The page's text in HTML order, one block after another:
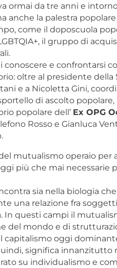
ormai da tre anni e
anche la palestra
come il doposcuola
il gruppo di
conoscere e confrontarsi
oltre al presidente della
e a Nicoletta Gini,
di ascolto
popolare dell’ Ex OPG
Rosso e Gianluca
mutualismo operaio per
più che mai necessarie
sia nella biologia
una relazione fra
In questi campi il
del mondo e di
capitalismo oggi
significa innanzitutto
su individualismo e